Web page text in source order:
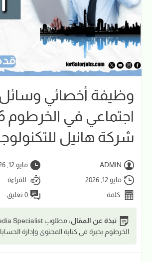
وظيفة أخصائي
شركة هانيل
ADMIN
مايو 12, 2026
مايو 12, 2026
للقراءة
كلمة
0 تعليق
نبذة عن المقال:
الخرطوم بخبرة في كتابة المحتوى وإدارة